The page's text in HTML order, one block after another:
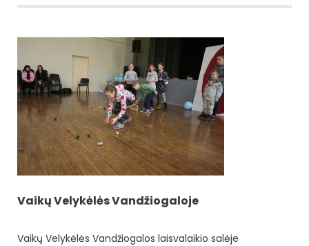
Vaikų Velykėlės Vandžiogaloje
Vaikų Velykėlės Vandžiogalos laisvalaikio salėje